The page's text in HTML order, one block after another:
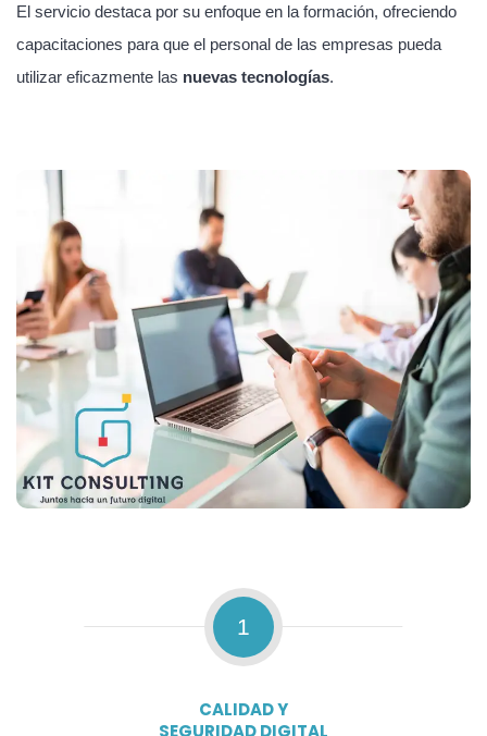
El servicio destaca por su enfoque en la formación, ofreciendo
capacitaciones para que el personal de las empresas pueda
utilizar eficazmente las nuevas tecnologías.
1
CALIDAD Y
SEGURIDAD DIGITAL